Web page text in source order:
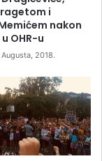
i
nakon
OHR-u
2018.